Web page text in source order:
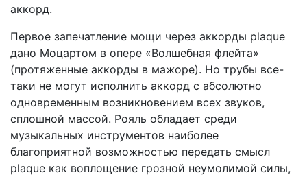
аккорд.
Первое запечатление мощи через аккорды plaque
дано Моцартом в опере «Волшебная флейта»
(протяженные аккорды в мажоре). Но трубы все-
таки не могут исполнить аккорд с абсолютно
одновременным возникновением всех звуков,
сплошной массой. Рояль обладает среди
музыкальных инструментов наиболее
благоприятной возможностью передать смысл
plaque как воплощение грозной неумолимой силы,